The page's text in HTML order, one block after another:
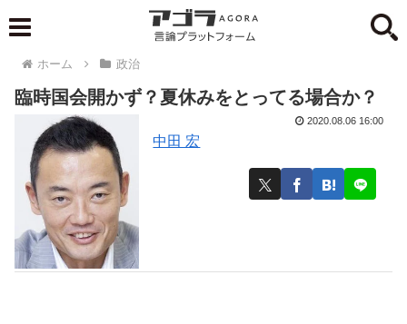
ホーム 政治
臨時国会開かず？夏休みをとってる場合か？
中田 宏
2020.08.06 16:00